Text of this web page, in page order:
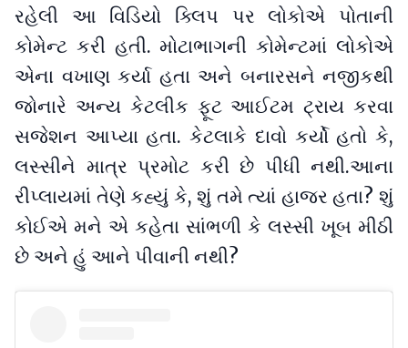
રહેલી આ વિડિયો ક્લિપ પર લોકોએ પોતાની
કોમેન્ટ કરી હતી. મોટાભાગની કોમેન્ટમાં લોકોએ
એના વખાણ કર્યા હતા અને બનારસને નજીકથી
જોનારે અન્ય કેટલીક ફૂટ આઈટમ ટ્રાય કરવા
સજેશન આપ્યા હતા. કેટલાકે દાવો કર્યો હતો કે,
લસ્સીને માત્ર પ્રમોટ કરી છે પીધી નથી.આના
રીપ્લાયમાં તેણે કહ્યું કે, શું તમે ત્યાં હાજર હતા? શું
કોઈએ મને એ કહેતા સાંભળી કે લસ્સી ખૂબ મીઠી
છે અને હું આને પીવાની નથી?